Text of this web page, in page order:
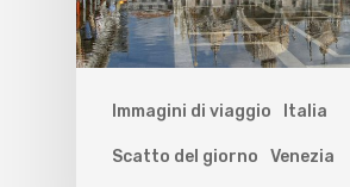
Immagini di viaggio Italia
Scatto del giorno Venezia